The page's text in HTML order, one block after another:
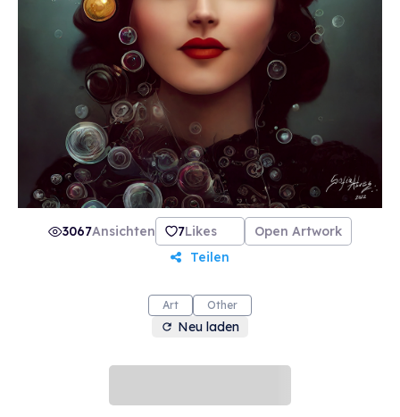
3067Ansichten 7Likes
Open Artwork
Teilen
Art Other
Neu laden